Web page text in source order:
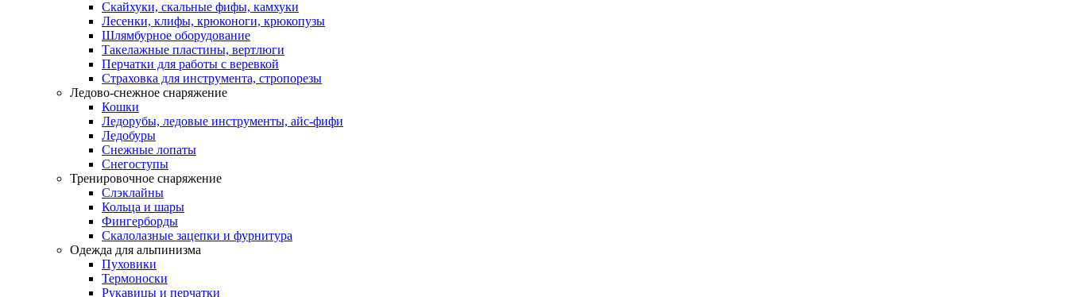
Скайхуки, скальные фифы, камхуки
Лесенки, клифы, крюконоги, крюкопузы
Шлямбурное оборудование
Такелажные пластины, вертлюги
Перчатки для работы с веревкой
Страховка для инструмента, стропорезы
Ледово-снежное снаряжение
Кошки
Ледорубы, ледовые инструменты, айс-фифи
Ледобуры
Снежные лопаты
Снегоступы
Тренировочное снаряжение
Слэклайны
Кольца и шары
Фингерборды
Скалолазные зацепки и фурнитура
Одежда для альпинизма
Пуховики
Термоноски
Рукавицы и перчатки